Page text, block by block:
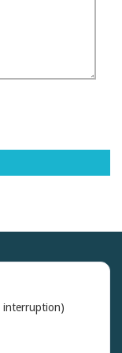
interruption)